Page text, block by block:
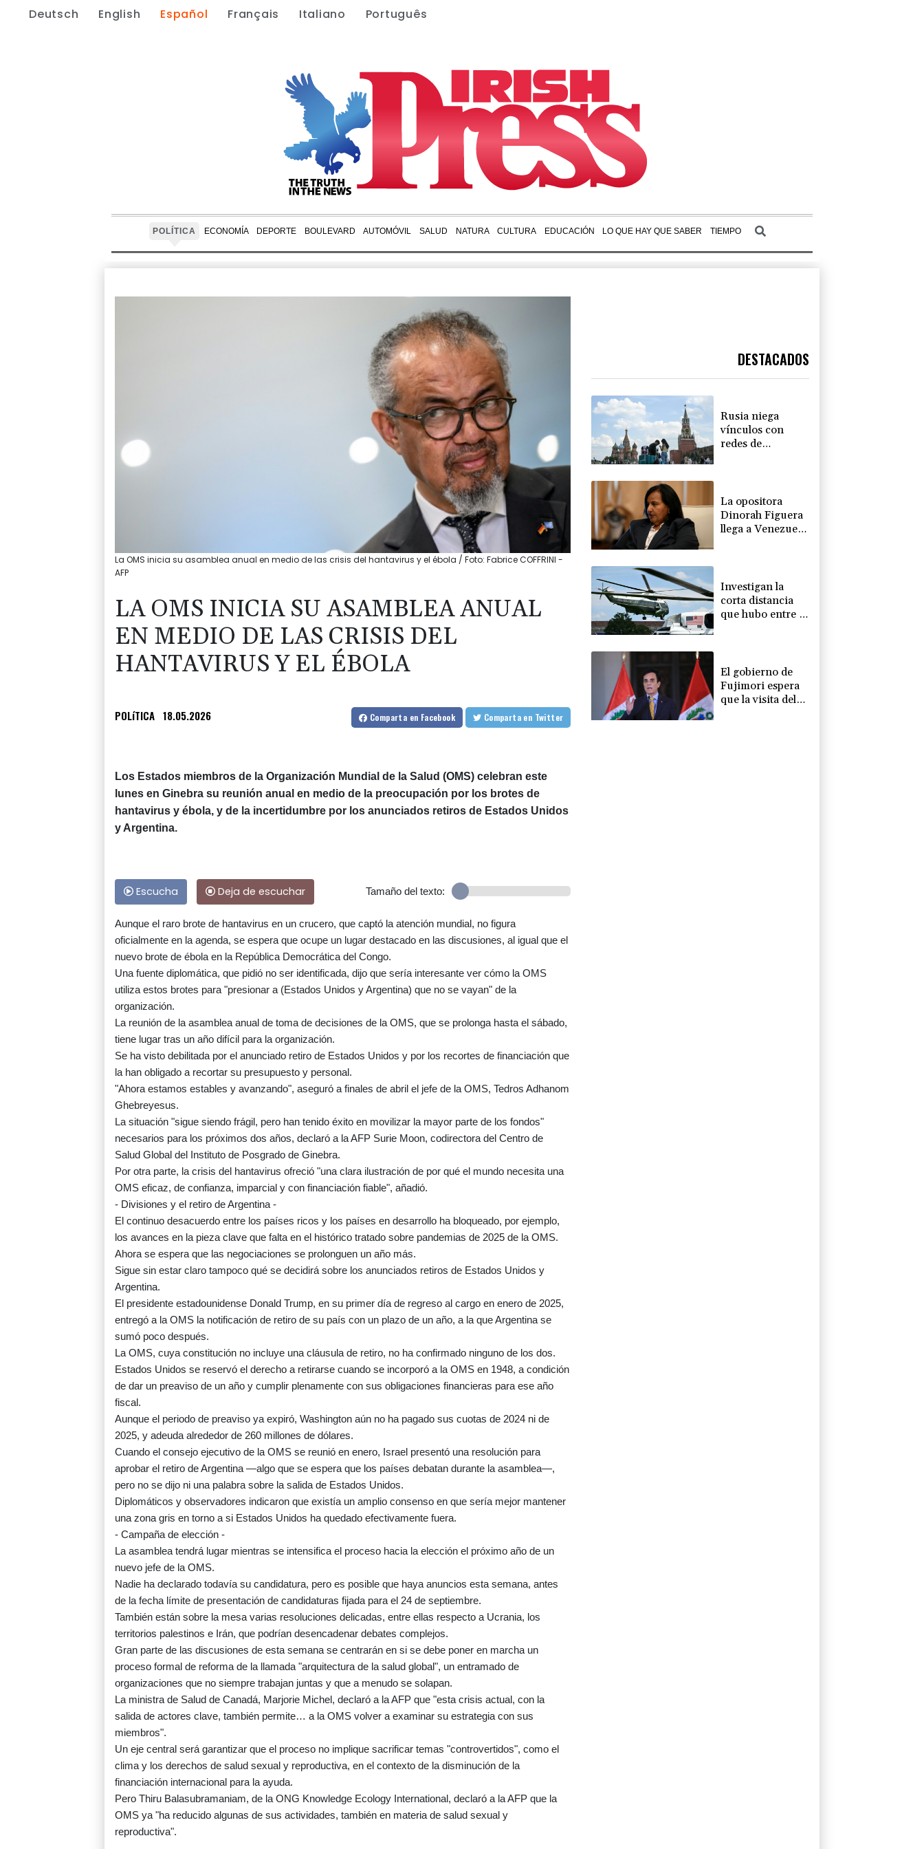
Deutsch English Español Français Italiano Português
POLÍTICA ECONOMÍA DEPORTE BOULEVARD AUTOMÓVIL SALUD NATURA CULTURA EDUCACIÓN LO QUE HAY QUE SABER TIEMPO
La OMS inicia su asamblea anual en medio de las crisis del hantavirus y el ébola / Foto: Fabrice COFFRINI -
AFP
LA OMS INICIA SU ASAMBLEA ANUAL
EN MEDIO DE LAS CRISIS DEL
HANTAVIRUS Y EL ÉBOLA
POLíTICA 18.05.2026 Comparta en Facebook Comparta en Twitter
Los Estados miembros de la Organización Mundial de la Salud (OMS) celebran este
lunes en Ginebra su reunión anual en medio de la preocupación por los brotes de
hantavirus y ébola, y de la incertidumbre por los anunciados retiros de Estados Unidos
y Argentina.
Escucha Deja de escuchar Tamaño del texto:
Aunque el raro brote de hantavirus en un crucero, que captó la atención mundial, no figura
oficialmente en la agenda, se espera que ocupe un lugar destacado en las discusiones, al igual que el
nuevo brote de ébola en la República Democrática del Congo.
Una fuente diplomática, que pidió no ser identificada, dijo que sería interesante ver cómo la OMS
utiliza estos brotes para "presionar a (Estados Unidos y Argentina) que no se vayan" de la
organización.
La reunión de la asamblea anual de toma de decisiones de la OMS, que se prolonga hasta el sábado,
tiene lugar tras un año difícil para la organización.
Se ha visto debilitada por el anunciado retiro de Estados Unidos y por los recortes de financiación que
la han obligado a recortar su presupuesto y personal.
"Ahora estamos estables y avanzando", aseguró a finales de abril el jefe de la OMS, Tedros Adhanom
Ghebreyesus.
La situación "sigue siendo frágil, pero han tenido éxito en movilizar la mayor parte de los fondos"
necesarios para los próximos dos años, declaró a la AFP Surie Moon, codirectora del Centro de
Salud Global del Instituto de Posgrado de Ginebra.
Por otra parte, la crisis del hantavirus ofreció "una clara ilustración de por qué el mundo necesita una
OMS eficaz, de confianza, imparcial y con financiación fiable", añadió.
- Divisiones y el retiro de Argentina -
El continuo desacuerdo entre los países ricos y los países en desarrollo ha bloqueado, por ejemplo,
los avances en la pieza clave que falta en el histórico tratado sobre pandemias de 2025 de la OMS.
Ahora se espera que las negociaciones se prolonguen un año más.
Sigue sin estar claro tampoco qué se decidirá sobre los anunciados retiros de Estados Unidos y
Argentina.
El presidente estadounidense Donald Trump, en su primer día de regreso al cargo en enero de 2025,
entregó a la OMS la notificación de retiro de su país con un plazo de un año, a la que Argentina se
sumó poco después.
La OMS, cuya constitución no incluye una cláusula de retiro, no ha confirmado ninguno de los dos.
Estados Unidos se reservó el derecho a retirarse cuando se incorporó a la OMS en 1948, a condición
de dar un preaviso de un año y cumplir plenamente con sus obligaciones financieras para ese año
fiscal.
Aunque el periodo de preaviso ya expiró, Washington aún no ha pagado sus cuotas de 2024 ni de
2025, y adeuda alrededor de 260 millones de dólares.
Cuando el consejo ejecutivo de la OMS se reunió en enero, Israel presentó una resolución para
aprobar el retiro de Argentina —algo que se espera que los países debatan durante la asamblea—,
pero no se dijo ni una palabra sobre la salida de Estados Unidos.
Diplomáticos y observadores indicaron que existía un amplio consenso en que sería mejor mantener
una zona gris en torno a si Estados Unidos ha quedado efectivamente fuera.
- Campaña de elección -
La asamblea tendrá lugar mientras se intensifica el proceso hacia la elección el próximo año de un
nuevo jefe de la OMS.
Nadie ha declarado todavía su candidatura, pero es posible que haya anuncios esta semana, antes
de la fecha límite de presentación de candidaturas fijada para el 24 de septiembre.
También están sobre la mesa varias resoluciones delicadas, entre ellas respecto a Ucrania, los
territorios palestinos e Irán, que podrían desencadenar debates complejos.
Gran parte de las discusiones de esta semana se centrarán en si se debe poner en marcha un
proceso formal de reforma de la llamada "arquitectura de la salud global", un entramado de
organizaciones que no siempre trabajan juntas y que a menudo se solapan.
La ministra de Salud de Canadá, Marjorie Michel, declaró a la AFP que "esta crisis actual, con la
salida de actores clave, también permite… a la OMS volver a examinar su estrategia con sus
miembros".
Un eje central será garantizar que el proceso no implique sacrificar temas "controvertidos", como el
clima y los derechos de salud sexual y reproductiva, en el contexto de la disminución de la
financiación internacional para la ayuda.
Pero Thiru Balasubramaniam, de la ONG Knowledge Ecology International, declaró a la AFP que la
OMS ya "ha reducido algunas de sus actividades, también en materia de salud sexual y
reproductiva".
DESTACADOS
Rusia niega
vínculos con
redes de
La opositora
Dinorah Figuera
llega a Venezuela
Investigan la
corta distancia
que hubo entre el
El gobierno de
Fujimori espera
que la visita del